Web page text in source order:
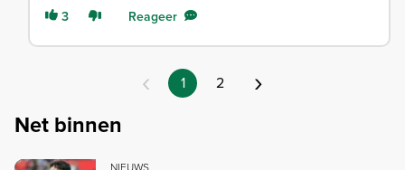
3 Reageer
‹ 1 2 ›
Net binnen